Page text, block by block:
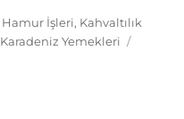
Kategoriler
Hamur İşleri, Kahvaltılık
Karadeniz Yemekleri